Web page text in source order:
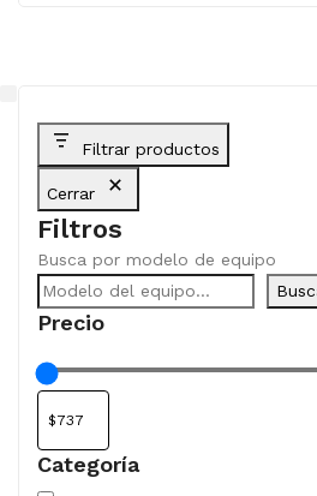
Filtrar productos
Cerrar
Filtros
Busca por modelo de equipo
Precio
Categoría